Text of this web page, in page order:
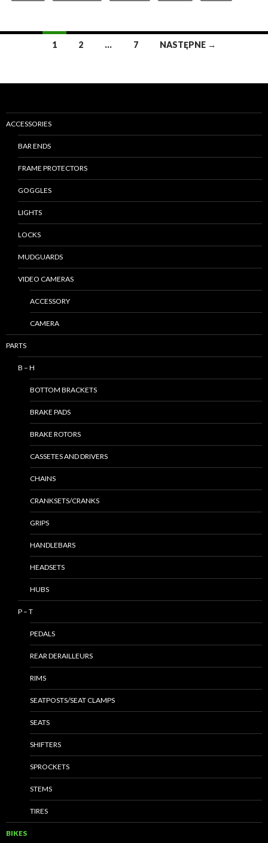
po
wpisach
1 2 … 7 NASTĘPNE →
ACCESSORIES
BAR ENDS
FRAME PROTECTORS
GOGGLES
LIGHTS
LOCKS
MUDGUARDS
VIDEO CAMERAS
ACCESSORY
CAMERA
PARTS
B – H
BOTTOM BRACKETS
BRAKE PADS
BRAKE ROTORS
CASSETES AND DRIVERS
CHAINS
CRANKSETS/CRANKS
GRIPS
HANDLEBARS
HEADSETS
HUBS
P – T
PEDALS
REAR DERAILLEURS
RIMS
SEATPOSTS/SEAT CLAMPS
SEATS
SHIFTERS
SPROCKETS
STEMS
TIRES
BIKES